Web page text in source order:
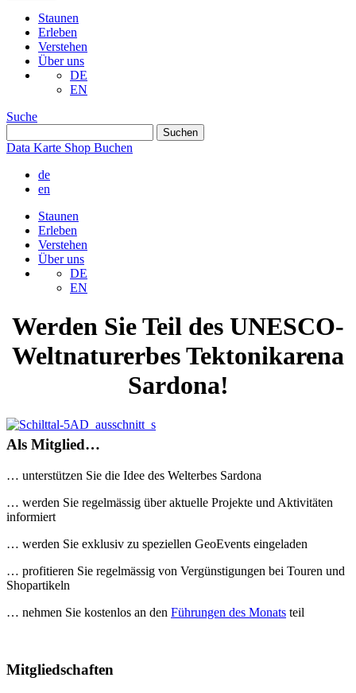
Staunen
Erleben
Verstehen
Über uns
DE
EN
Suche
Data Karte Shop Buchen
de
en
Staunen
Erleben
Verstehen
Über uns
DE
EN
Werden Sie Teil des UNESCO-
Weltnaturerbes Tektonikarena
Sardona!
Als Mitglied…
… unterstützen Sie die Idee des Welterbes Sardona
… werden Sie regelmässig über aktuelle Projekte und Aktivitäten
informiert
… werden Sie exklusiv zu speziellen GeoEvents eingeladen
… profitieren Sie regelmässig von Vergünstigungen bei Touren und
Shopartikeln
… nehmen Sie kostenlos an den Führungen des Monats teil
Mitgliedschaften